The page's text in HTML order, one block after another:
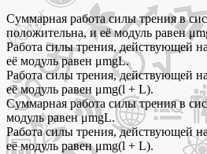
Суммарная работа силы трения в
положительна, и её модуль равен
Работа силы трения, действующей
её модуль равен μmgL.
Работа силы трения, действующей
её модуль равен μmg(l + L).
Суммарная работа силы трения в
модуль равен μmgL.
Работа силы трения, действующей
её модуль равен μmg(l + L).